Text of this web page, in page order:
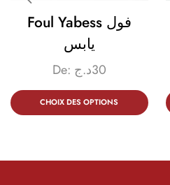
Foul Yabess فول
يابس
De: 30د.ج
CHOIX DES OPTIONS